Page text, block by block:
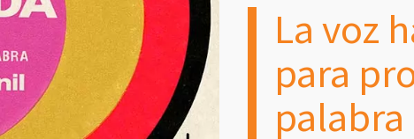
La voz
para
palabra